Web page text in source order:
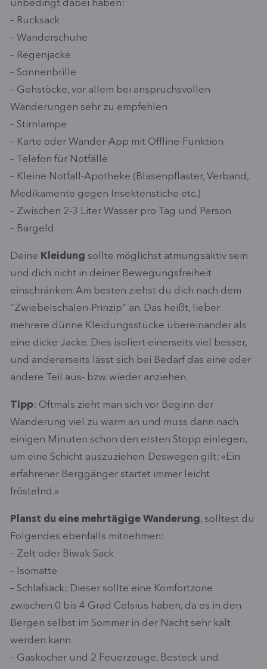
unbedingt dabei haben:
– Rucksack
– Wanderschuhe
– Regenjacke
– Sonnenbrille
– Gehstöcke, vor allem bei anspruchsvollen
Wanderungen sehr zu empfehlen
– Stirnlampe
– Karte oder Wander-App mit Offline-Funktion
– Telefon für Notfälle
– Kleine Notfall-Apotheke (Blasenpflaster, Verband,
Medikamente gegen Insektenstiche etc.)
– Zwischen 2-3 Liter Wasser pro Tag und Person
– Bargeld
Deine Kleidung sollte möglichst atmungsaktiv sein
und dich nicht in deiner Bewegungsfreiheit
einschränken. Am besten ziehst du dich nach dem
“Zwiebelschalen-Prinzip” an. Das heißt, lieber
mehrere dünne Kleidungsstücke übereinander als
eine dicke Jacke. Dies isoliert einerseits viel besser,
und andererseits lässt sich bei Bedarf das eine oder
andere Teil aus- bzw. wieder anziehen.
Tipp: Oftmals zieht man sich vor Beginn der
Wanderung viel zu warm an und muss dann nach
einigen Minuten schon den ersten Stopp einlegen,
um eine Schicht auszuziehen. Deswegen gilt: «Ein
erfahrener Berggänger startet immer leicht
fröstelnd.»
Planst du eine mehrtägige Wanderung, solltest du
Folgendes ebenfalls mitnehmen:
– Zelt oder Biwak-Sack
– Isomatte
– Schlafsack: Dieser sollte eine Komfortzone
zwischen 0 bis 4 Grad Celsius haben, da es in den
Bergen selbst im Sommer in der Nacht sehr kalt
werden kann
– Gaskocher und 2 Feuerzeuge, Besteck und